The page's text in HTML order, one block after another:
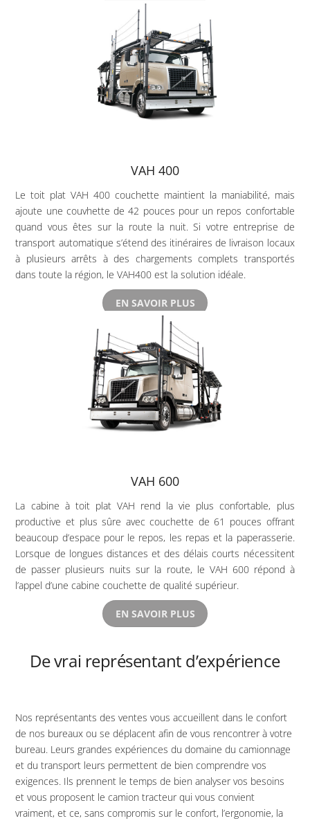
VAH 400
Le toit plat VAH 400 couchette maintient la maniabilité, mais
ajoute une couvhette de 42 pouces pour un repos confortable
quand vous êtes sur la route la nuit. Si votre entreprise de
transport automatique s’étend des itinéraires de livraison locaux
à plusieurs arrêts à des chargements complets transportés
dans toute la région, le VAH400 est la solution idéale.
EN SAVOIR PLUS
VAH 600
La cabine à toit plat VAH rend la vie plus confortable, plus
productive et plus sûre avec couchette de 61 pouces offrant
beaucoup d’espace pour le repos, les repas et la paperasserie.
Lorsque de longues distances et des délais courts nécessitent
de passer plusieurs nuits sur la route, le VAH 600 répond à
l’appel d’une cabine couchette de qualité supérieur.
EN SAVOIR PLUS
De vrai représentant d’expérience
Nos représentants des ventes vous accueillent dans le confort
de nos bureaux ou se déplacent afin de vous rencontrer à votre
bureau. Leurs grandes expériences du domaine du camionnage
et du transport leurs permettent de bien comprendre vos
exigences. Ils prennent le temps de bien analyser vos besoins
et vous proposent le camion tracteur qui vous convient
vraiment, et ce, sans compromis sur le confort, l’ergonomie, la